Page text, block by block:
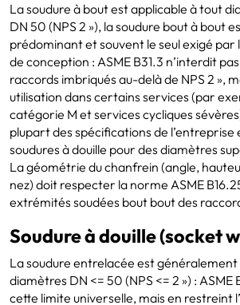
La soudure à bout est applicable à tout
DN 50 (NPS 2 »), la soudure bout à bout
prédominant et souvent le seul exigé par
de conception : ASME B31.3 n’interdit
raccords imbriqués au-delà de NPS 2 »,
utilisation dans certains services (par
catégorie M et services cycliques
plupart des spécifications de l’entreprise
soudures à douille pour des diamètres
La géométrie du chanfrein (angle,
nez) doit respecter la norme ASME
extrémités soudées bout bout des
Soudure à douille (socket
La soudure entrelacée est
diamètres DN <= 50 (NPS <= 2 ») : ASME
cette limite universelle, mais en restreint